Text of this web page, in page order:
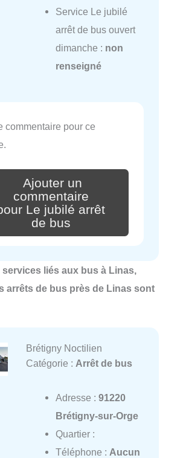
Service Le jubilé
arrêt de bus ouvert
dimanche : non
renseigné
commentaire pour ce
Ajouter un
commentaire
Le jubilé arrêt
de bus
services liés aux bus à Linas,
arrêts de bus près de Linas sont
Brétigny Noctilien
Catégorie : Arrêt de bus
Adresse : 91220
Brétigny-sur-Orge
Quartier :
Téléphone : Aucun